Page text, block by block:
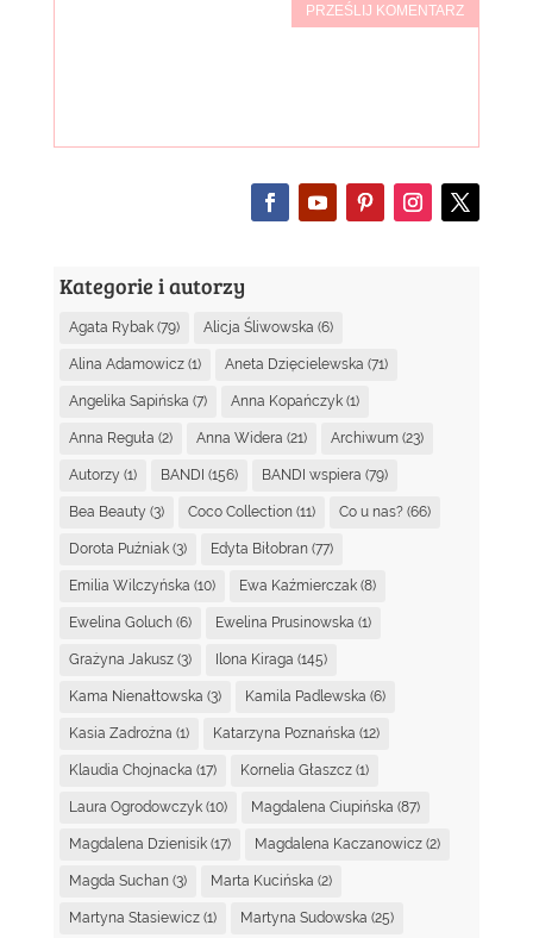
PRZEŚLIJ KOMENTARZ
Kategorie i autorzy
Agata Rybak(79) Alicja Śliwowska (6)
Alina Adamowicz(1) Aneta Dzięcielewska (71)
Angelika Sapińska (7) Anna Kopańczyk(1)
Anna Reguła (2) Anna Widera (21) Archiwum(23)
Autorzy (1) BANDI (156) BANDI wspiera (79)
Bea Beauty (3) Coco Collection(11) Co u nas?(66)
Dorota Puźniak(3) Edyta Biłobran(77)
Emilia Wilczyńska (10) Ewa Kaźmierczak(8)
Ewelina Goluch(6) Ewelina Prusinowska (1)
Grażyna Jakusz(3) Ilona Kiraga (145)
Kama Nienałtowska (3) Kamila Padlewska (6)
Kasia Zadrożna (1) Katarzyna Poznańska (12)
Klaudia Chojnacka (17) Kornelia Głaszcz(1)
Laura Ogrodowczyk(10) Magdalena Ciupińska (87)
Magdalena Dzienisik(17) Magdalena Kaczanowicz(2)
Magda Suchan(3) Marta Kucińska (2)
Martyna Stasiewicz(1) Martyna Sudowska (25)